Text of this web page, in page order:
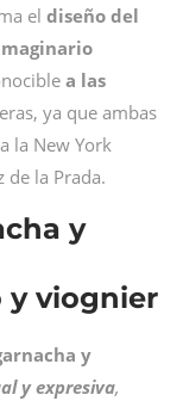
el diseño del
a las
ya que ambas
la New York
de la Prada.
y
y viognier
y
y expresiva,